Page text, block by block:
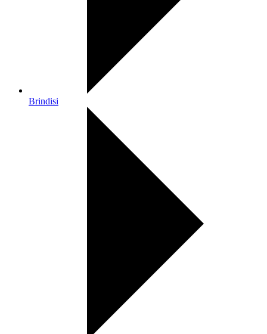
Brindisi